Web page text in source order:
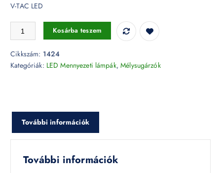
V-TAC LED
10W dimmelhető mélysugárzó változtatható színhőmérséklet CCT
Kosárba teszem
Cikkszám: 1424
Kategóriák: LED Mennyezeti lámpák,Mélysugárzók
További információk
További információk